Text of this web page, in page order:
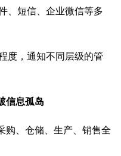
、短信、企业微信等多
度，通知不同层级的管
信息孤岛
购、仓储、生产、销售全